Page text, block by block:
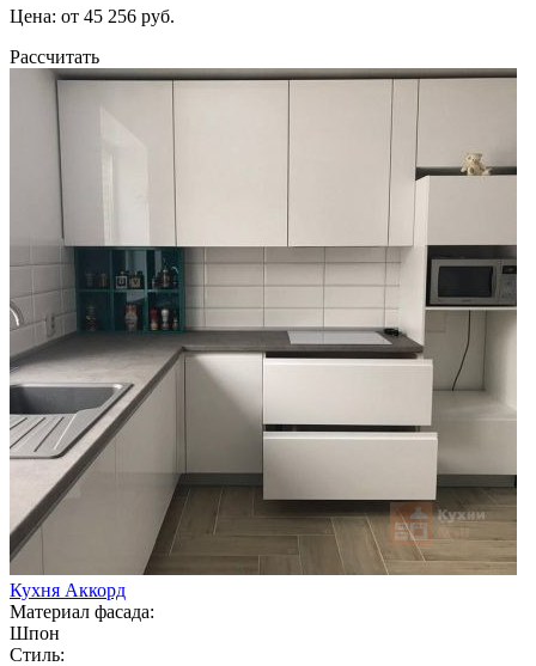
Цена: от 45 256 руб.
Рассчитать
Кухня Аккорд
Материал фасада:
Шпон
Стиль: